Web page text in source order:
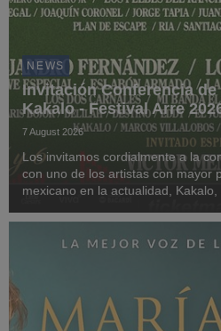
NEWS
Invitación Conferencia
Kakalo - Festival Arre
7 August 2026
Los invitamos cordialmente a la
con uno de los artistas con mayor
mexicano en la actualidad,
Arre Pepsi Black, que se realiz...